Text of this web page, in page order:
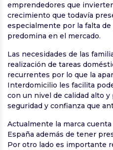
emprendedores que
crecimiento que todavía
especialmente por la falta
predomina en el mercado.
Las necesidades de las
realización de tareas
recurrentes por lo que la
Interdomicilio les facilita
con un nivel de calidad alto
seguridad y confianza que
Actualmente la marca
España además de tener
Por otro lado es importante